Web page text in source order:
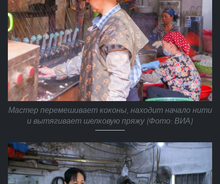
Мастер перемешивает коконы, находит начало нити
и вытягивает шелковую пряжу (Фото: ВИА)